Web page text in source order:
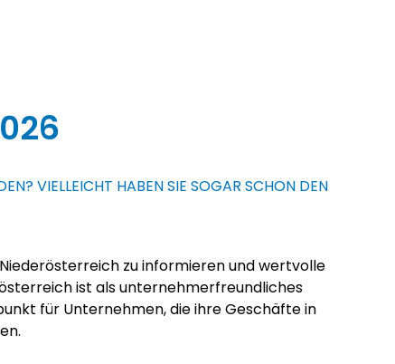
VIELLEICHT HABEN SIE SOGAR SCHON DEN